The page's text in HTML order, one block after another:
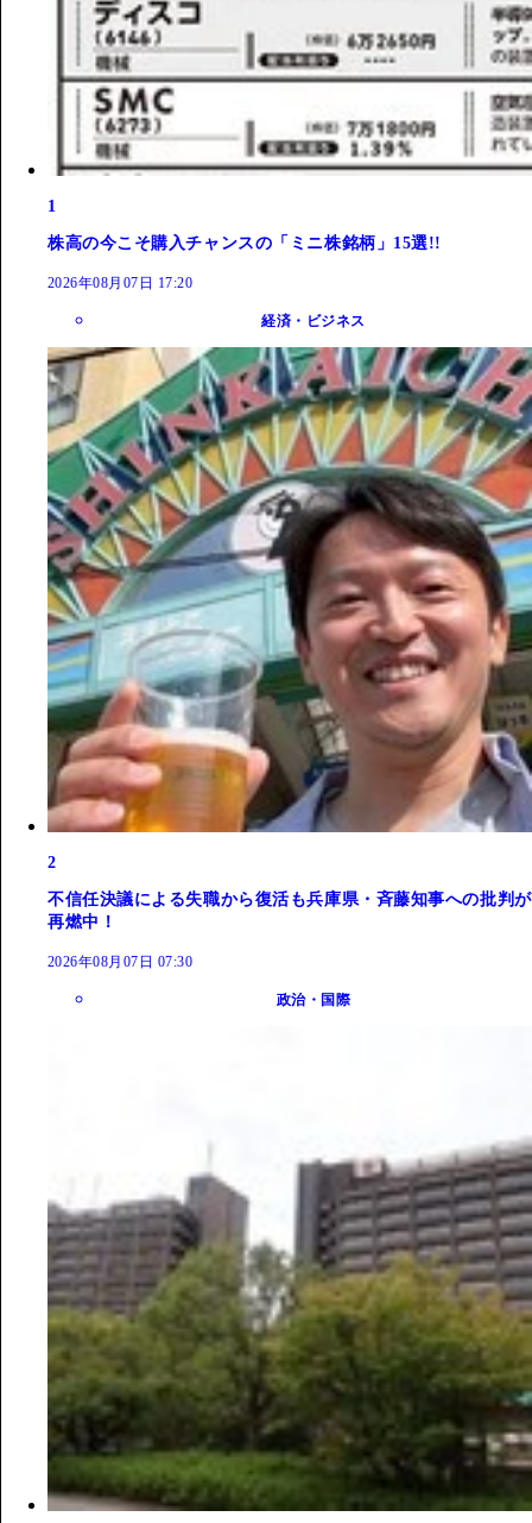
1
株高の今こそ購入チャンスの「ミニ株銘柄」15選!!
2026年08月07日 17:20
経済・ビジネス
2
不信任決議による失職から復活も兵庫県・斉藤知事への批判が
再燃中！
2026年08月07日 07:30
政治・国際